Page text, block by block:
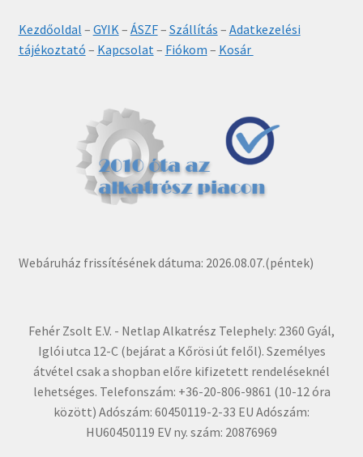
Kezdőoldal – GYIK – ÁSZF– Szállítás – Adatkezelési
tájékoztató – Kapcsolat – Fiókom – Kosár
Webáruház frissítésének dátuma: 2026.08.07.(péntek)
Fehér Zsolt E.V. - Netlap Alkatrész Telephely: 2360 Gyál,
Iglói utca 12-C (bejárat a Kőrösi út felől). Személyes
átvétel csak a shopban előre kifizetett rendeléseknél
lehetséges. Telefonszám: +36-20-806-9861 (10-12 óra
között) Adószám: 60450119-2-33 EU Adószám:
HU60450119 EV ny. szám: 20876969